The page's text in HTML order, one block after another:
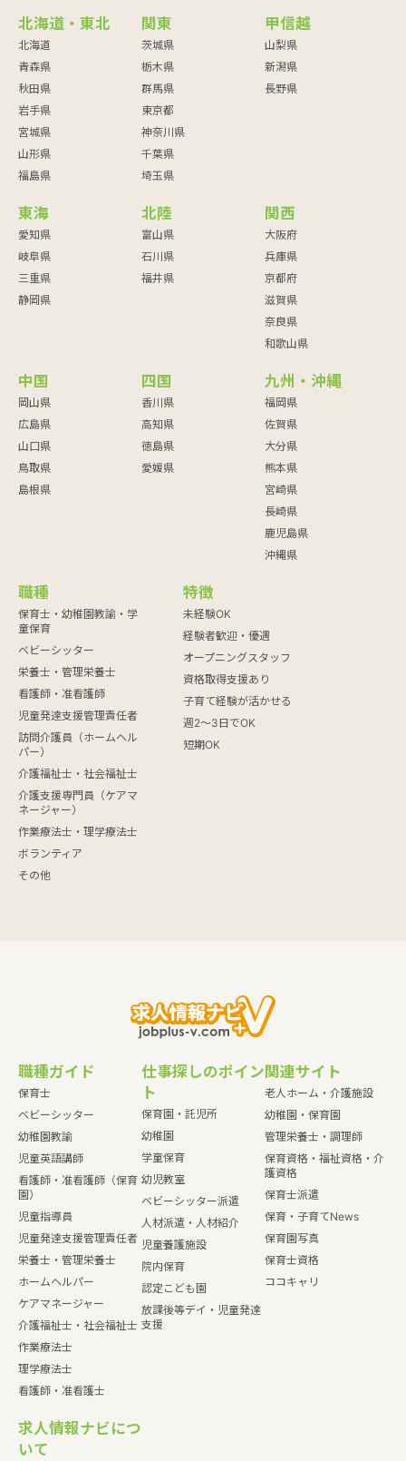
北海道・東北
北海道
青森県
秋田県
岩手県
宮城県
山形県
福島県
関東
茨城県
栃木県
群馬県
東京都
神奈川県
千葉県
埼玉県
甲信越
山梨県
新潟県
長野県
東海
愛知県
岐阜県
三重県
静岡県
北陸
富山県
石川県
福井県
関西
大阪府
兵庫県
京都府
滋賀県
奈良県
和歌山県
中国
岡山県
広島県
山口県
鳥取県
島根県
四国
香川県
高知県
徳島県
愛媛県
九州・沖縄
福岡県
佐賀県
大分県
熊本県
宮崎県
長崎県
鹿児島県
沖縄県
職種
保育士・幼稚園教諭・学
童保育
ベビーシッター
栄養士・管理栄養士
看護師・准看護師
児童発達支援管理責任者
訪問介護員（ホームヘル
パー）
介護福祉士・社会福祉士
介護支援専門員（ケアマ
ネージャー）
作業療法士・理学療法士
ボランティア
その他
特徴
未経験OK
経験者歓迎・優遇
オープニングスタッフ
資格取得支援あり
子育て経験が活かせる
週2～3日でOK
短期OK
職種ガイド
保育士
ベビーシッター
幼稚園教諭
児童英語講師
看護師・准看護師（保育
園）
児童指導員
児童発達支援管理責任者
栄養士・管理栄養士
ホームヘルパー
ケアマネージャー
介護福祉士・社会福祉士
作業療法士
理学療法士
看護師・准看護士
仕事探しのポイン
ト
保育園・託児所
幼稚園
学童保育
幼児教室
ベビーシッター派遣
人材派遣・人材紹介
児童養護施設
院内保育
認定こども園
放課後等デイ・児童発達
支援
関連サイト
老人ホーム・介護施設
幼稚園・保育園
管理栄養士・調理師
保育資格・福祉資格・介
護資格
保育士派遣
保育・子育てNews
保育園写真
保育士資格
ココキャリ
求人情報ナビにつ
いて